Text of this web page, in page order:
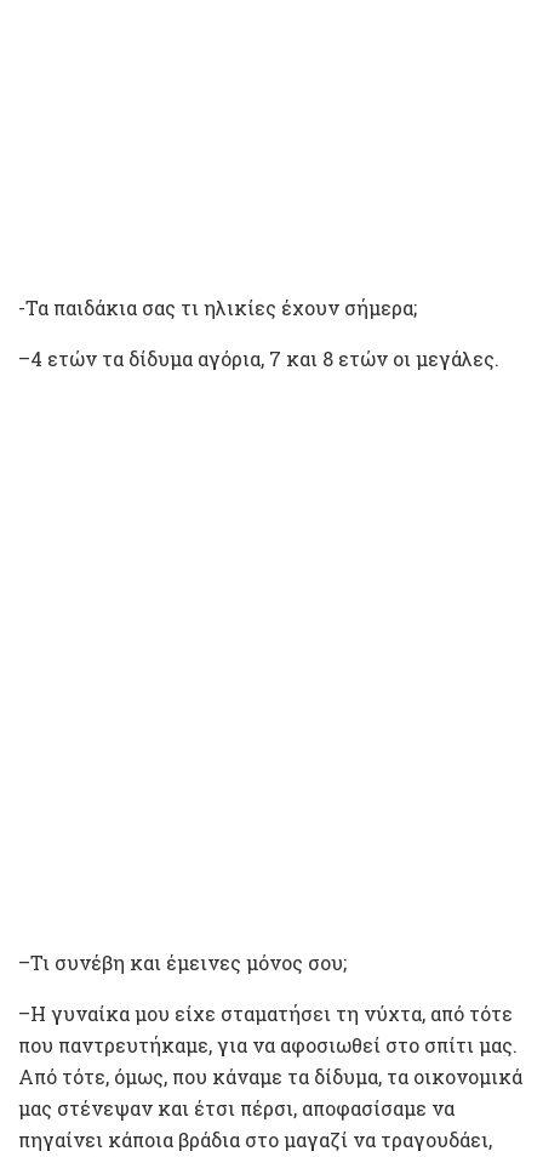
-Τα παιδάκια σας τι ηλικίες έχουν σήμερα;
–4 ετών τα δίδυμα αγόρια, 7 και 8 ετών οι μεγάλες.
–Τι συνέβη και έμεινες μόνος σου;
–Η γυναίκα μου είχε σταματήσει τη νύχτα, από τότε
που παντρευτήκαμε, για να αφοσιωθεί στο σπίτι μας.
Από τότε, όμως, που κάναμε τα δίδυμα, τα οικονομικά
μας στένεψαν και έτσι πέρσι, αποφασίσαμε να
πηγαίνει κάποια βράδια στο μαγαζί να τραγουδάει,